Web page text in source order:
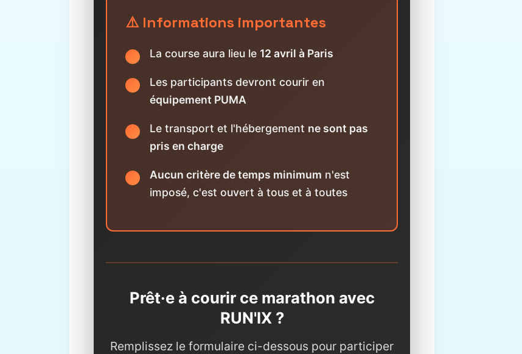
⚠️ Informations importantes
La course aura lieu le 12 avril à Paris
Les participants devront courir en
équipement PUMA
Le transport et l'hébergement ne sont pas
pris en charge
Aucun critère de temps minimum n'est
imposé, c'est ouvert à tous et à toutes
Prêt·e à courir ce marathon avec
RUN'IX ?
Remplissez le formulaire ci-dessous pour participer